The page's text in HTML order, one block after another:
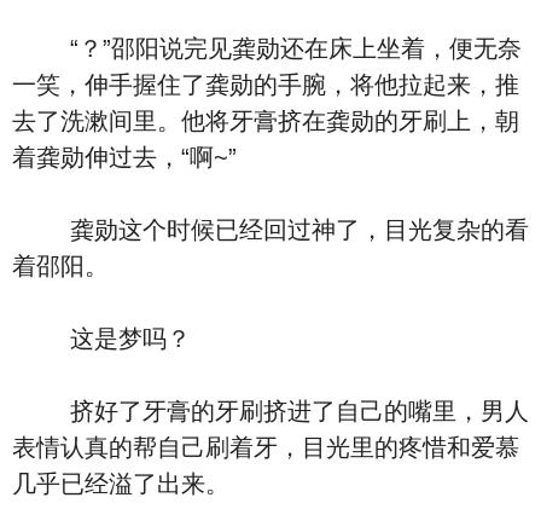
“？”邵阳说完见龚勋还在床上坐着，便无奈
一笑，伸手握住了龚勋的手腕，将他拉起来，推
去了洗漱间里。他将牙膏挤在龚勋的牙刷上，朝
着龚勋伸过去，“啊~”
龚勋这个时候已经回过神了，目光复杂的看
着邵阳。
这是梦吗？
挤好了牙膏的牙刷挤进了自己的嘴里，男人
表情认真的帮自己刷着牙，目光里的疼惜和爱慕
几乎已经溢了出来。